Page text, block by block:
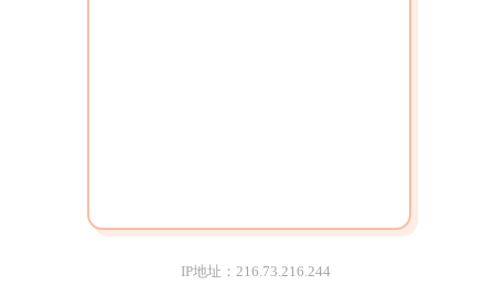
IP地址：216.73.216.244